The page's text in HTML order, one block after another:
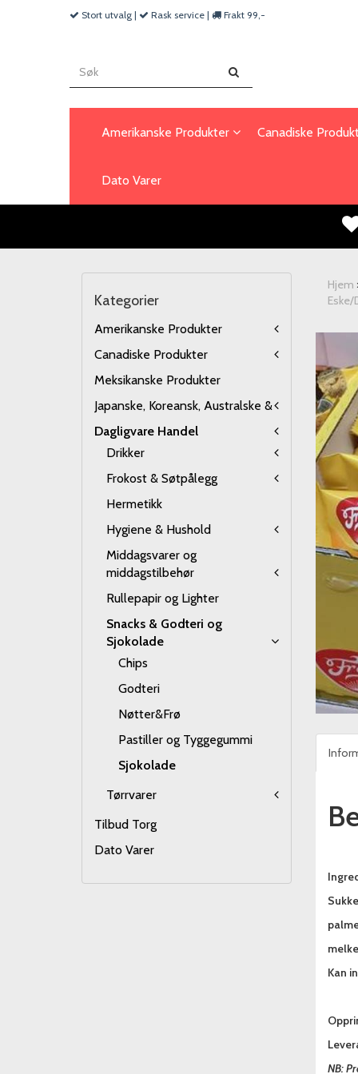
Stort utvalg | Rask service | Frakt 99,-
Amerikanske Produkter Canadiske
Dato Varer
Kategorier
Amerikanske Produkter
Canadiske Produkter
Meksikanske Produkter
Japanske, Koreansk, Australske &
Dagligvare Handel
Drikker
Frokost & Søtpålegg
Hermetikk
Hygiene & Hushold
Middagsvarer og
middagstilbehør
Rullepapir og Lighter
Snacks & Godteri og
Sjokolade
Chips
Godteri
Nøtter&Frø
Pastiller og Tyggegummi
Sjokolade
Tørrvarer
Tilbud Torg
Dato Varer
Hjem
Eske/
Kan
NB: